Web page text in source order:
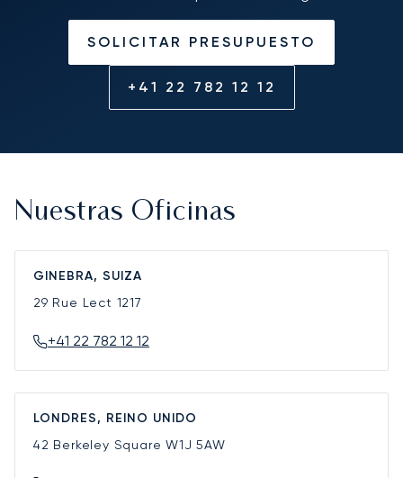
SOLICITAR PRESUPUESTO
+41 22 782 12 12
Nuestras Oficinas
GINEBRA, SUIZA
29 Rue Lect 1217
+41 22 782 12 12
LONDRES, REINO UNIDO
42 Berkeley SquareW1J 5AW